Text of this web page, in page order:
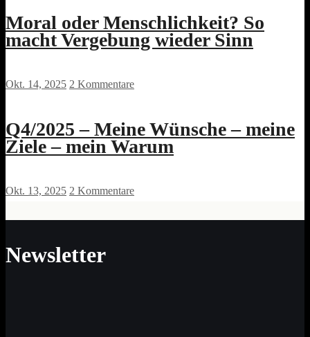
Moral oder Menschlichkeit? So
macht Vergebung wieder Sinn
Okt. 14, 2025 2 Kommentare
Q4/2025 – Meine Wünsche – meine
Ziele – mein Warum
Okt. 13, 2025 2 Kommentare
Newsletter